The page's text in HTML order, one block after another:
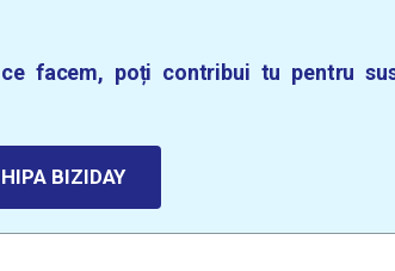
facem, poți contribui tu pentru
BIZIDAY